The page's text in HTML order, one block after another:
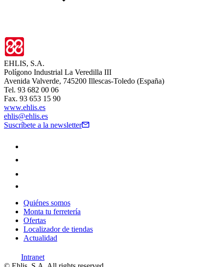
EHLIS, S.A.
Polígono Industrial La Veredilla III
Avenida Valverde, 745200 Illescas-Toledo (España)
Tel. 93 682 00 06
Fax. 93 653 15 90
www.ehlis.es
ehlis@ehlis.es
Suscríbete a la newsletter
Quiénes somos
Monta tu ferretería
Ofertas
Localizador de tiendas
Actualidad
Intranet